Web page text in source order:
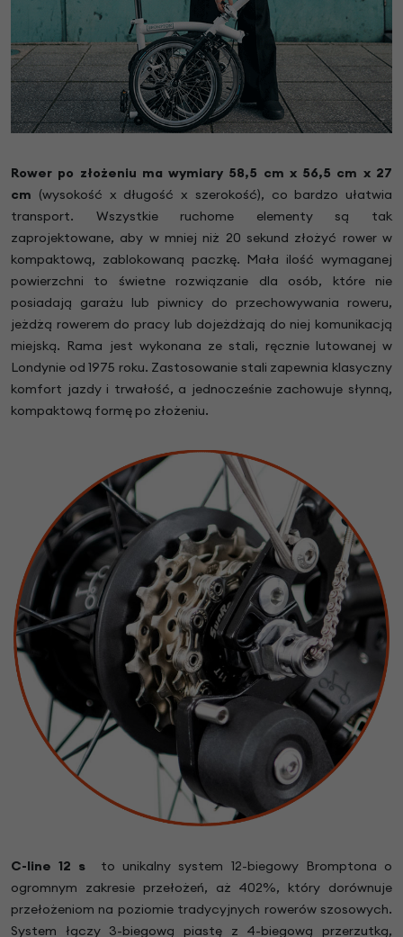
Rower po złożeniu ma wymiary 58,5 cm x 56,5 cm x 27
cm (wysokość x długość x szerokość), co bardzo ułatwia
transport. Wszystkie ruchome elementy są tak
zaprojektowane, aby w mniej niż 20 sekund złożyć rower w
kompaktową, zablokowaną paczkę. Mała ilość wymaganej
powierzchni to świetne rozwiązanie dla osób, które nie
posiadają garażu lub piwnicy do przechowywania roweru,
jeżdżą rowerem do pracy lub dojeżdżają do niej komunikacją
miejską. Rama jest wykonana ze stali, ręcznie lutowanej w
Londynie od 1975 roku. Zastosowanie stali zapewnia klasyczny
komfort jazdy i trwałość, a jednocześnie zachowuje słynną,
kompaktową formę po złożeniu.
C-line 12 s to unikalny system 12-biegowy Bromptona o
ogromnym zakresie przełożeń, aż 402%, który dorównuje
przełożeniom na poziomie tradycyjnych rowerów szosowych.
System łączy 3-biegową piastę z 4-biegową przerzutką,